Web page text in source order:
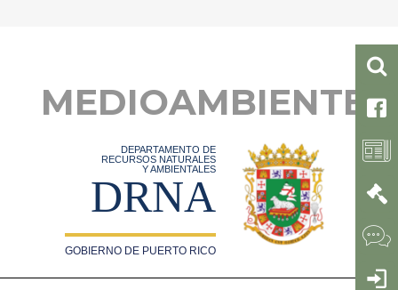
MEDIOAMBIENTE
DEPARTAMENTO DE
RECURSOS NATURALES
Y AMBIENTALES
DRNA
GOBIERNO DE PUERTO RICO